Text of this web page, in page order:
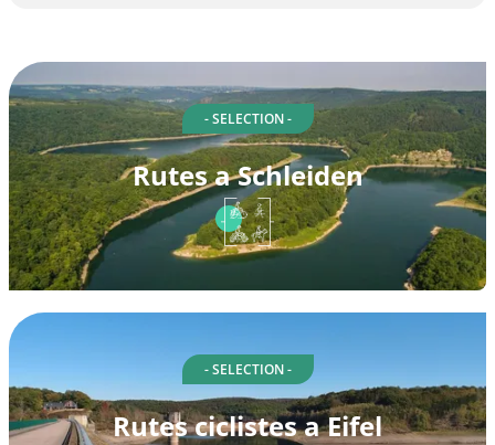
- SELECTION -
Rutes a Schleiden
- SELECTION -
Rutes ciclistes a Eifel